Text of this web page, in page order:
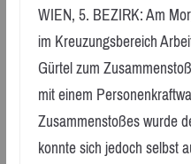
WIEN, 5. BEZIRK: Am
im Kreuzungsbereich
Gürtel zum
mit einem
Zusammenstoßes wurde
konnte sich jedoch selbst